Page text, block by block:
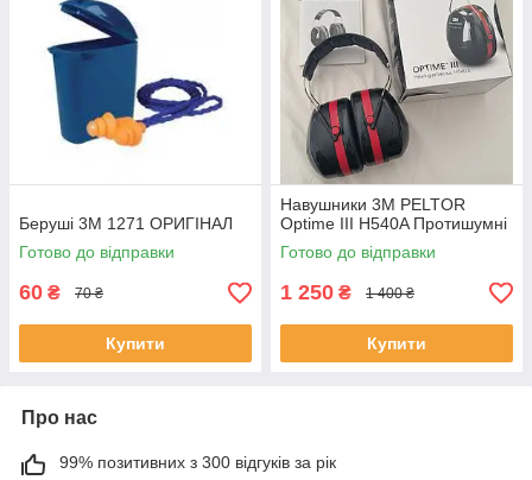
Беруші 3M 1271 ОРИГІНАЛ
Готово до відправки
60 ₴ 70 ₴
Купити
Навушники 3M PELTOR
Optime III H540A Протишумні
Готово до відправки
1 250 ₴ 1 400 ₴
Купити
Про нас
99% позитивних з 300 відгуків за рік